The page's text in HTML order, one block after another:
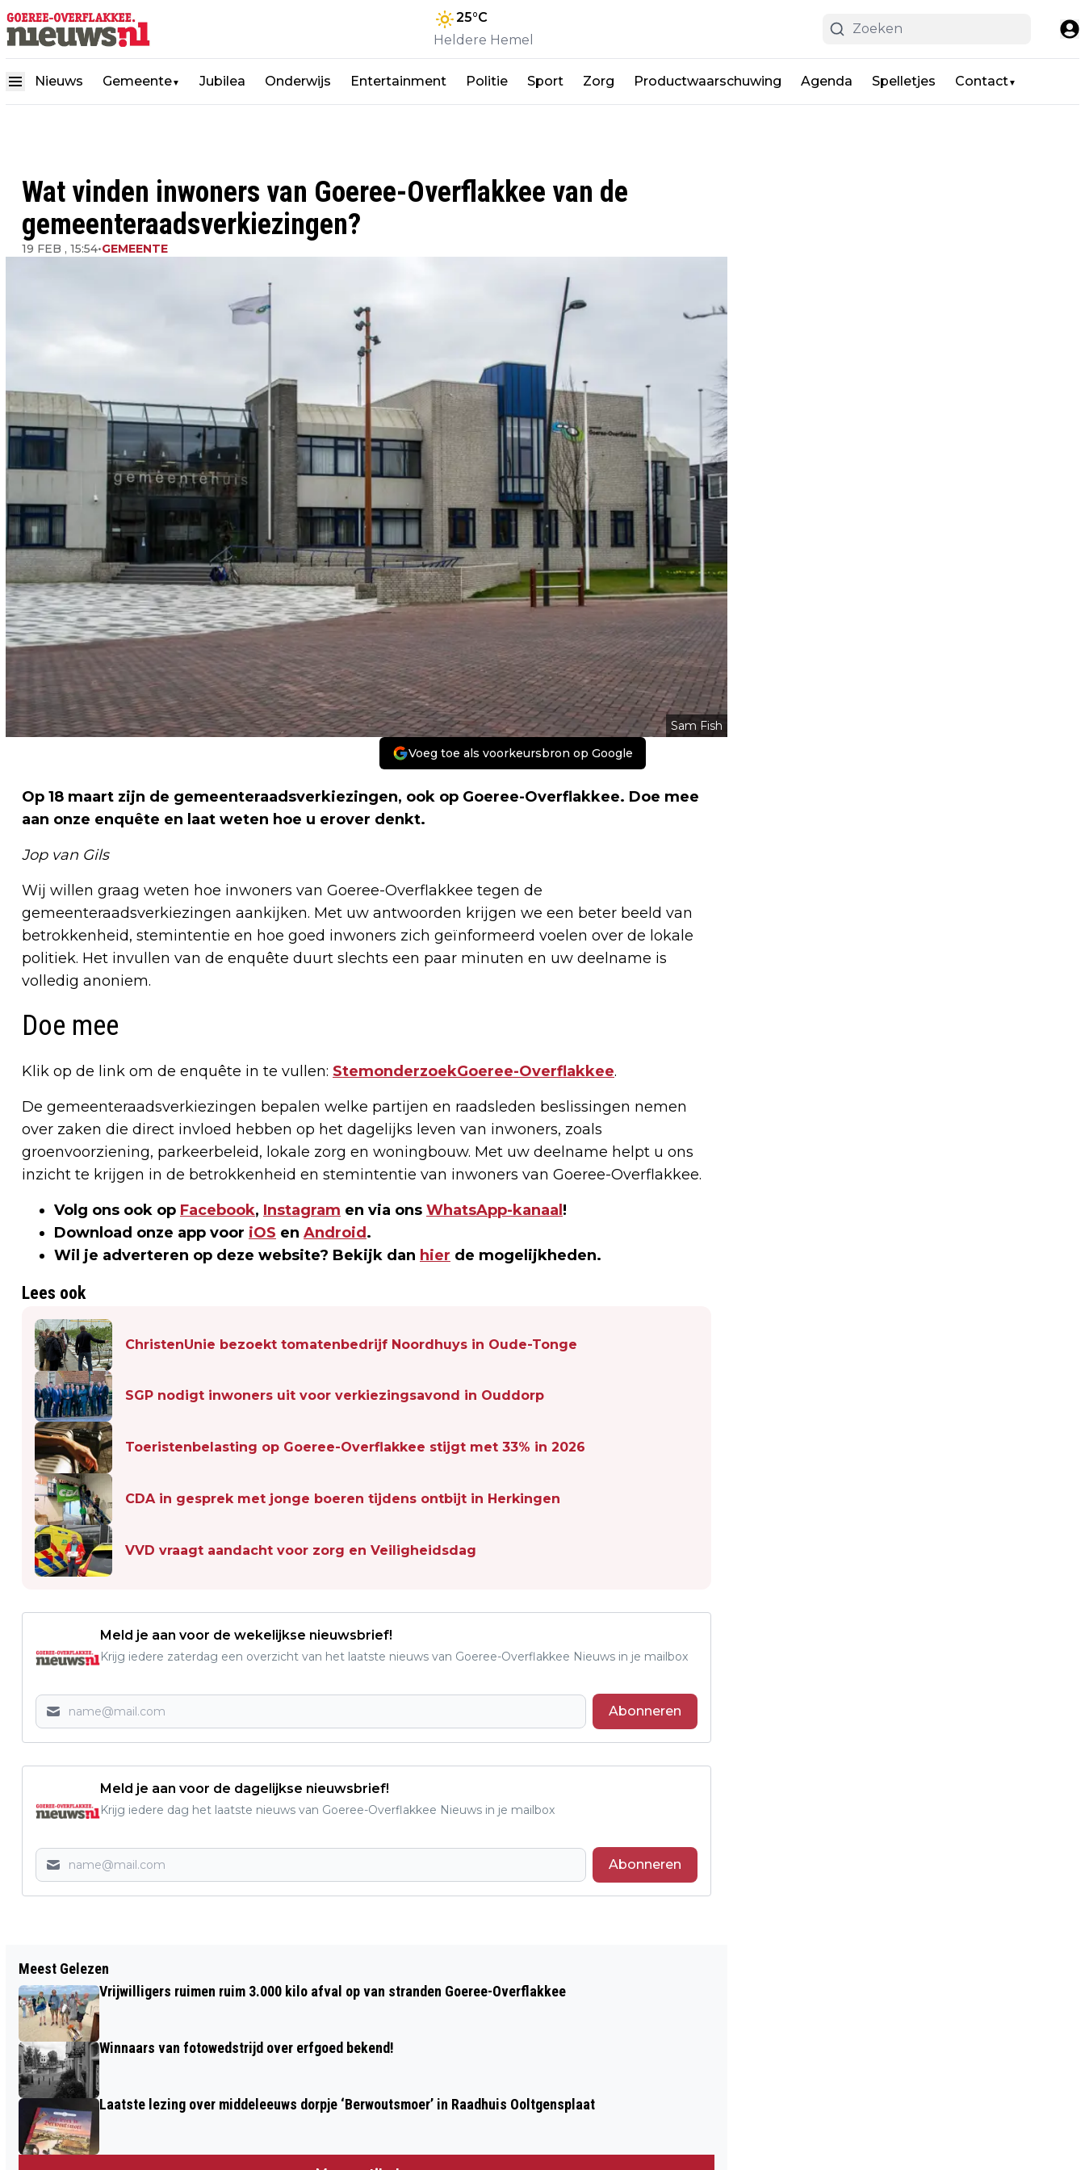
25°C
Heldere Hemel
Nieuws Gemeente▼ Jubilea Onderwijs Entertainment Politie Sport Zorg Productwaarschuwing Agenda Spelletjes Contact▼
Wat vinden inwoners van Goeree-Overflakkee van de
gemeenteraadsverkiezingen?
19 FEB , 15:54•GEMEENTE
Sam Fish
Voeg toe als voorkeursbron op Google
Op 18 maart zijn de gemeenteraadsverkiezingen, ook op Goeree-Overflakkee. Doe mee
aan onze enquête en laat weten hoe u erover denkt.
Jop van Gils
Wij willen graag weten hoe inwoners van Goeree-Overflakkee tegen de
gemeenteraadsverkiezingen aankijken. Met uw antwoorden krijgen we een beter beeld van
betrokkenheid, stemintentie en hoe goed inwoners zich geïnformeerd voelen over de lokale
politiek. Het invullen van de enquête duurt slechts een paar minuten en uw deelname is
volledig anoniem.
Doe mee
Klik op de link om de enquête in te vullen: StemonderzoekGoeree-Overflakkee.
De gemeenteraadsverkiezingen bepalen welke partijen en raadsleden beslissingen nemen
over zaken die direct invloed hebben op het dagelijks leven van inwoners, zoals
groenvoorziening, parkeerbeleid, lokale zorg en woningbouw. Met uw deelname helpt u ons
inzicht te krijgen in de betrokkenheid en stemintentie van inwoners van Goeree-Overflakkee.
Volg ons ook op Facebook, Instagram en via ons WhatsApp-kanaal!
Download onze app voor iOS en Android.
Wil je adverteren op deze website? Bekijk dan hier de mogelijkheden.
Lees ook
ChristenUnie bezoekt tomatenbedrijf Noordhuys in Oude-Tonge
SGP nodigt inwoners uit voor verkiezingsavond in Ouddorp
Toeristenbelasting op Goeree-Overflakkee stijgt met 33% in 2026
CDA in gesprek met jonge boeren tijdens ontbijt in Herkingen
VVD vraagt aandacht voor zorg en Veiligheidsdag
Meld je aan voor de wekelijkse nieuwsbrief!
Krijg iedere zaterdag een overzicht van het laatste nieuws van Goeree-Overflakkee Nieuws in je mailbox
Abonneren
Meld je aan voor de dagelijkse nieuwsbrief!
Krijg iedere dag het laatste nieuws van Goeree-Overflakkee Nieuws in je mailbox
Abonneren
CHRISTENUNIE BEZOEKT
TOMATENBEDRIJF NOORDHUYS IN
OUDE-TONGE
VRIJDAG 20 FEBRUARI
Meest Gelezen
Vrijwilligers ruimen ruim 3.000 kilo afval op van stranden Goeree-Overflakkee
Winnaars van fotowedstrijd over erfgoed bekend!
Laatste lezing over middeleeuws dorpje ‘Berwoutsmoer’ in Raadhuis Ooltgensplaat